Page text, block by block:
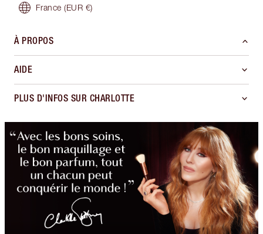
France (EUR €)
À PROPOS
AIDE
PLUS D'INFOS SUR CHARLOTTE